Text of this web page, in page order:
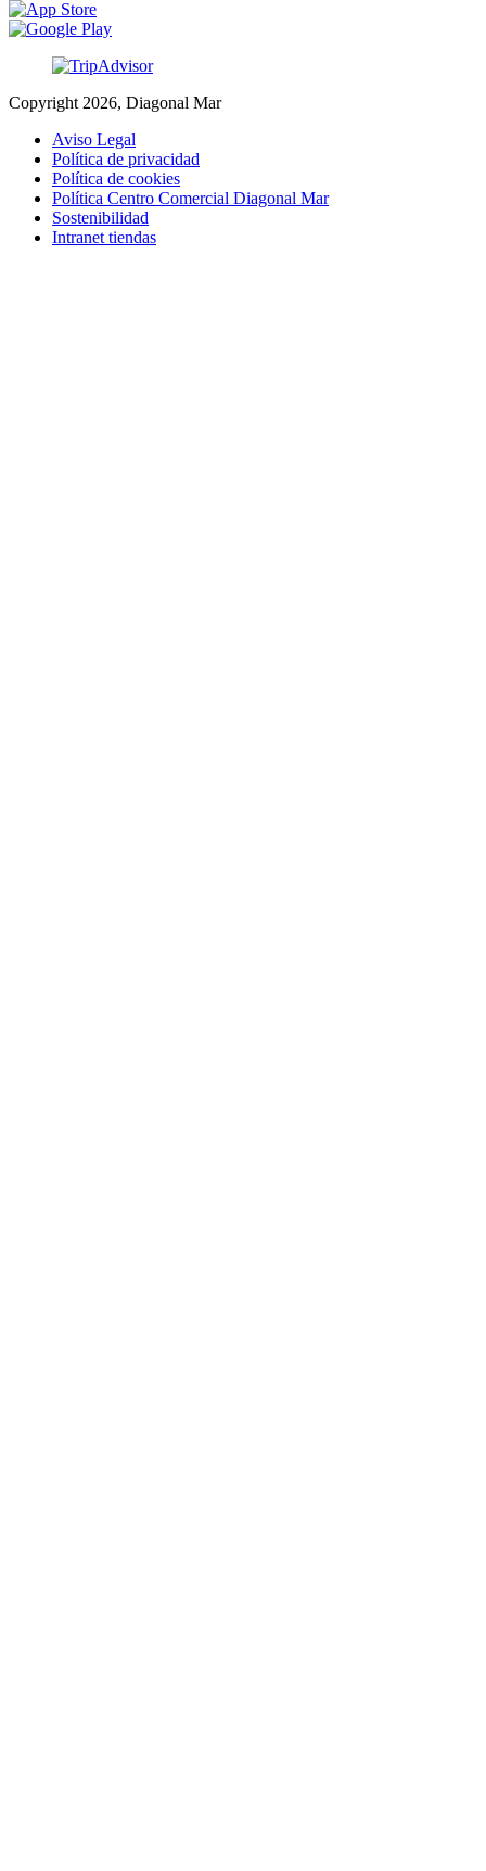
Copyright 2026, Diagonal Mar
Aviso Legal
Política de privacidad
Política de cookies
Política Centro Comercial Diagonal Mar
Sostenibilidad
Intranet tiendas